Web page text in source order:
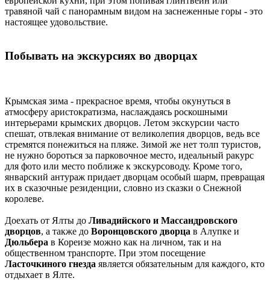
травяной чай с панорамным видом на заснеженные горы - это
настоящее удовольствие.
Побывать на экскурсиях во дворцах
Крымская зима - прекрасное время, чтобы окунуться в
атмосферу аристократизма, наслаждаясь роскошными
интерьерами крымских дворцов. Летом экскурсии часто
спешат, отвлекая внимание от великолепия дворцов, ведь все
стремятся понежиться на пляже. Зимой же нет толп туристов,
не нужно бороться за парковочное место, идеальный ракурс
для фото или место поближе к экскурсоводу. Кроме того,
январский антураж придает дворцам особый шарм, превращая
их в сказочные резиденции, словно из сказки о Снежной
королеве.
Доехать от Ялты до Ливадийского и Массандровского
дворцов, а также до Воронцовского дворца в Алупке и
Дюльбера в Кореизе можно как на личном, так и на
общественном транспорте. При этом посещение
Ласточкиного гнезда является обязательным для каждого, кто
отдыхает в Ялте.